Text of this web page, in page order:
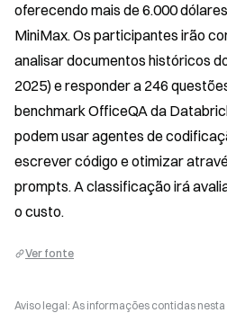
oferecendo mais de 6.000
MiniMax. Os participantes irão
analisar documentos históricos
2025) e responder a 246
benchmark OfficeQA da
podem usar agentes de
escrever código e otimizar
prompts. A classificação irá
o custo.
Ver fonte
Aviso legal: As informações contidas